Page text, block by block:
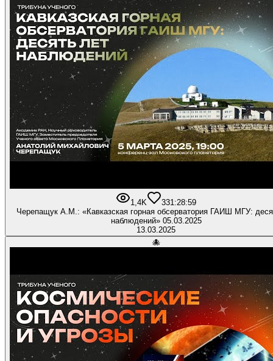
1,4K 331:28:59
Черепащук А.М.: «Кавказская горная обсерватория ГАИШ МГУ:
наблюдений» 05.03.2025
13.03.2025
🐙